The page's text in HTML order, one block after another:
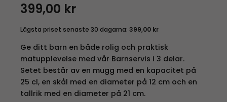
399,00 kr
Lägsta priset senaste 30 dagarna: 399,00 kr
Ge ditt barn en både rolig och praktisk
matupplevelse med vår Barnservis i 3 delar.
Setet består av en mugg med en kapacitet på
25 cl, en skål med en diameter på 12 cm och en
tallrik med en diameter på 21 cm.